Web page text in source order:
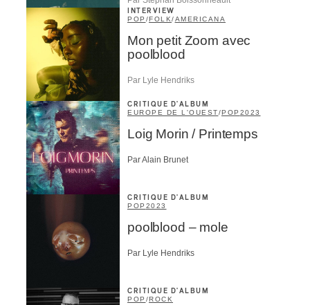
INTERVIEW
POP /FOLK/AMERICANA
Mon petit Zoom avec
poolblood
Par Lyle Hendriks
CRITIQUE D'ALBUM
EUROPE DE L'OUEST/POP 2023
Loig Morin / Printemps
Par Alain Brunet
CRITIQUE D'ALBUM
POP 2023
poolblood – mole
Par Lyle Hendriks
CRITIQUE D'ALBUM
POP /ROCK